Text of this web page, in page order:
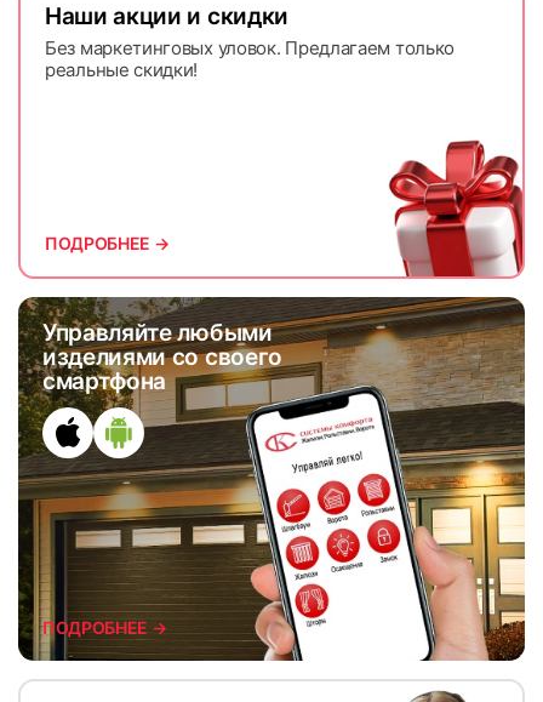
Управляйте любыми
изделиями со своего
смартфона
ПОДРОБНЕЕ →
Наши акции и скидки
Без маркетинговых уловок. Предлагаем только
реальные скидки!
ПОДРОБНЕЕ →